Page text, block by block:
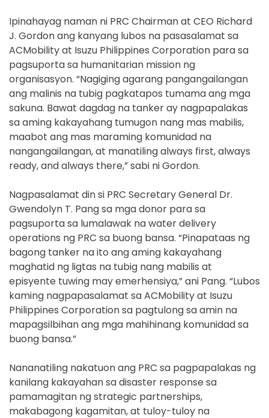
Ipinahayag naman ni PRC Chairman at CEO Richard
J. Gordon ang kanyang lubos na pasasalamat sa
ACMobility at Isuzu Philippines Corporation para sa
pagsuporta sa humanitarian mission ng
organisasyon. “Nagiging agarang pangangailangan
ang malinis na tubig pagkatapos tumama ang mga
sakuna. Bawat dagdag na tanker ay nagpapalakas
sa aming kakayahang tumugon nang mas mabilis,
maabot ang mas maraming komunidad na
nangangailangan, at manatiling always first, always
ready, and always there,” sabi ni Gordon.
Nagpasalamat din si PRC Secretary General Dr.
Gwendolyn T. Pang sa mga donor para sa
pagsuporta sa lumalawak na water delivery
operations ng PRC sa buong bansa. “Pinapataas ng
bagong tanker na ito ang aming kakayahang
maghatid ng ligtas na tubig nang mabilis at
episyente tuwing may emerhensiya,” ani Pang. “Lubos
kaming nagpapasalamat sa ACMobility at Isuzu
Philippines Corporation sa pagtulong sa amin na
mapagsilbihan ang mga mahihinang komunidad sa
buong bansa.”
Nananatiling nakatuon ang PRC sa pagpapalakas ng
kanilang kakayahan sa disaster response sa
pamamagitan ng strategic partnerships,
makabagong kagamitan, at tuloy-tuloy na